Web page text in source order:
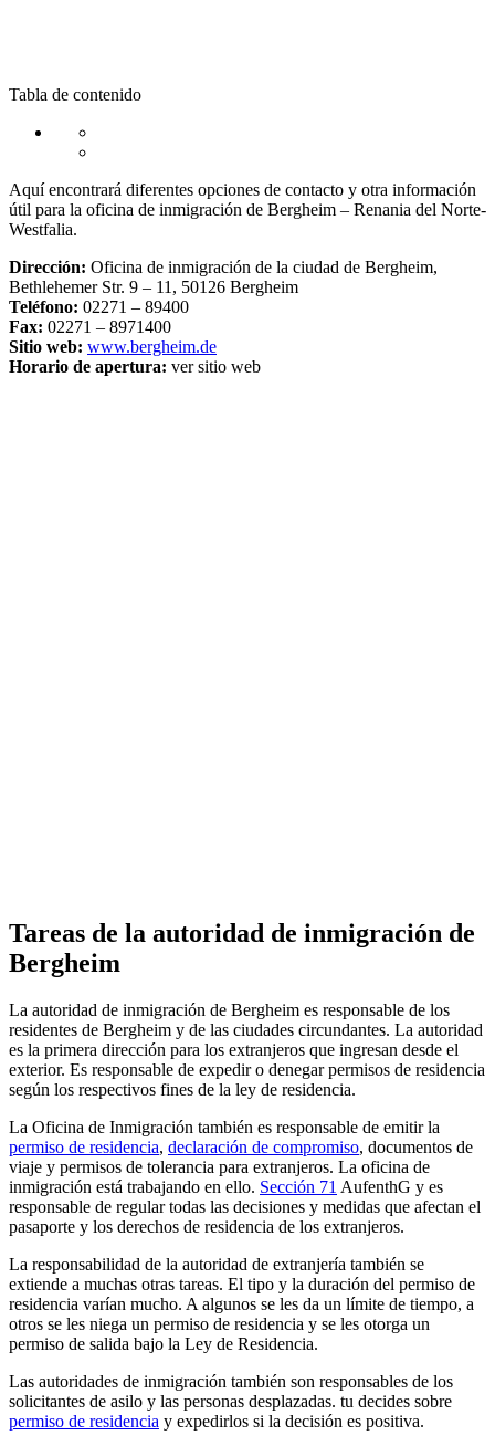
Tabla de contenido
Aquí encontrará diferentes opciones de contacto y otra información
útil para la oficina de inmigración de Bergheim – Renania del Norte-
Westfalia.
Dirección: Oficina de inmigración de la ciudad de Bergheim,
Bethlehemer Str. 9 – 11, 50126 Bergheim
Teléfono: 02271 – 89400
Fax: 02271 – 8971400
Sitio web: www.bergheim.de
Horario de apertura: ver sitio web
Tareas de la autoridad de inmigración de
Bergheim
La autoridad de inmigración de Bergheim es responsable de los
residentes de Bergheim y de las ciudades circundantes. La autoridad
es la primera dirección para los extranjeros que ingresan desde el
exterior. Es responsable de expedir o denegar permisos de residencia
según los respectivos fines de la ley de residencia.
La Oficina de Inmigración también es responsable de emitir la
permiso de residencia, declaración de compromiso, documentos de
viaje y permisos de tolerancia para extranjeros. La oficina de
inmigración está trabajando en ello. Sección 71 AufenthG y es
responsable de regular todas las decisiones y medidas que afectan el
pasaporte y los derechos de residencia de los extranjeros.
La responsabilidad de la autoridad de extranjería también se
extiende a muchas otras tareas. El tipo y la duración del permiso de
residencia varían mucho. A algunos se les da un límite de tiempo, a
otros se les niega un permiso de residencia y se les otorga un
permiso de salida bajo la Ley de Residencia.
Las autoridades de inmigración también son responsables de los
solicitantes de asilo y las personas desplazadas. tu decides sobre
permiso de residencia y expedirlos si la decisión es positiva.